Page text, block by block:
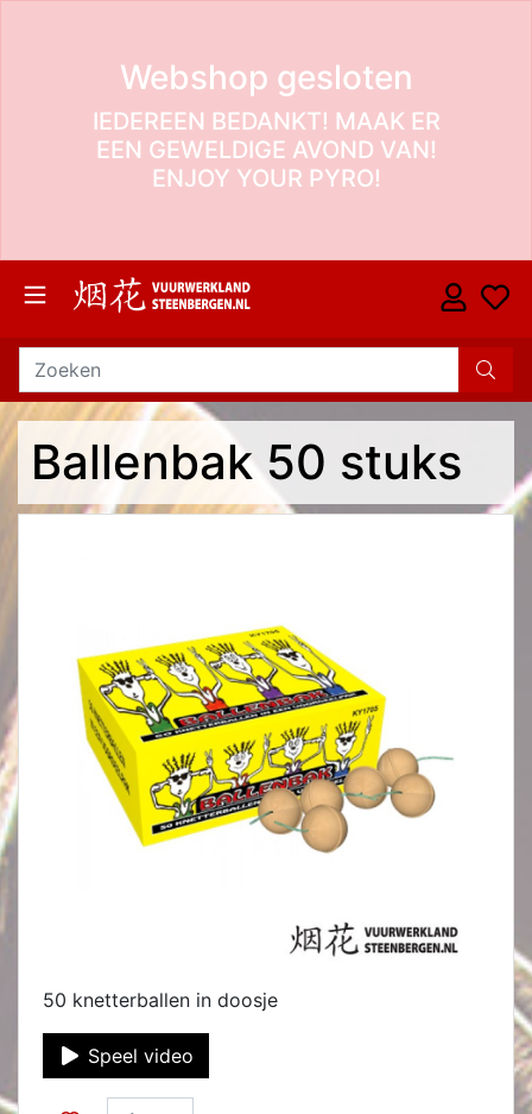
Webshop gesloten
IEDEREEN BEDANKT! MAAK ER
EEN GEWELDIGE AVOND VAN!
ENJOY YOUR PYRO!
Ballenbak 50 stuks
50 knetterballen in doosje
Speel video